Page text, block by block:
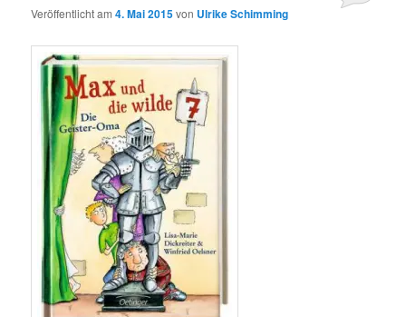
Veröffentlicht am4. Mai 2015von Ulrike Schimming